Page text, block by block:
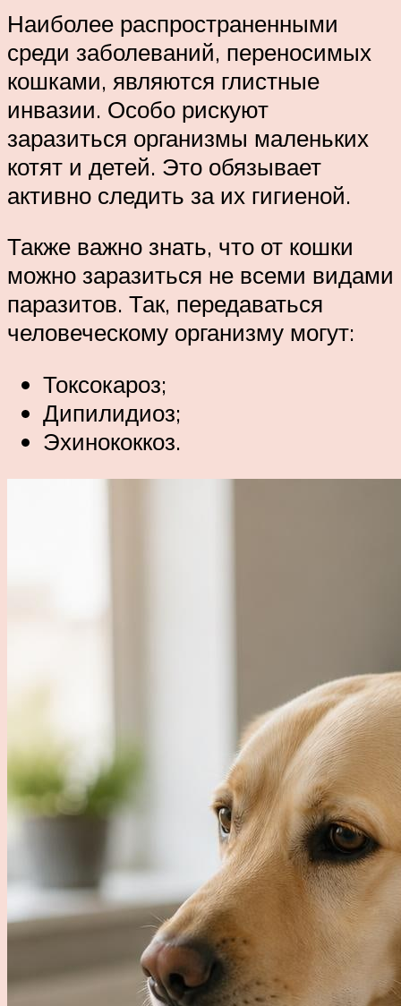
Наиболее распространенными
среди заболеваний, переносимых
кошками, являются глистные
инвазии. Особо рискуют
заразиться организмы маленьких
котят и детей. Это обязывает
активно следить за их гигиеной.
Также важно знать, что от кошки
можно заразиться не всеми видами
паразитов. Так, передаваться
человеческому организму могут:
Токсокароз;
Дипилидиоз;
Эхинококкоз.